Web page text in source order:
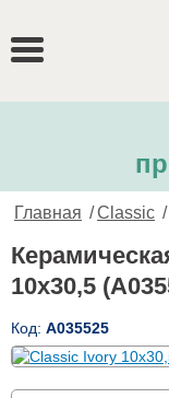
Главная /Classic
10x30,5
Код: A035525